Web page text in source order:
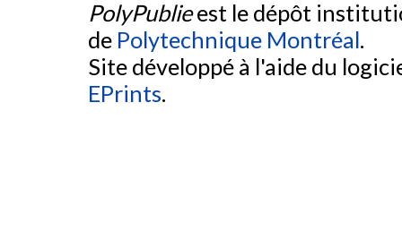
PolyPublieest le dépôt
de Polytechnique Montréal.
Site développé à l'aide du
EPrints.